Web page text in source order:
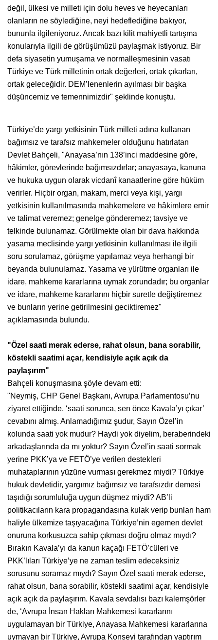
değil, ülkesi ve milleti için dolu heves ve heyecanları
olanların ne söylediğine, neyi hedeflediğine bakıyor,
bununla ilgileniyoruz. Ancak bazı kilit mahiyetli tartışma
konularıyla ilgili de görüşümüzü paylaşmak istiyoruz. Bir
defa siyasetin yumuşama ve normalleşmesinin vasatı
Türkiye ve Türk milletinin ortak değerleri, ortak çıkarları,
ortak geleceğidir. DEM’lenenlerin ayılması bir başka
düşüncemiz ve temennimizdir" şeklinde konuştu.
Türkiye’de yargı yetkisinin Türk milleti adına kullanan
bağımsız ve tarafsız mahkemeler olduğunu hatırlatan
Devlet Bahçeli, "Anayasa’nın 138’inci maddesine göre,
hâkimler, görevlerinde bağımsızdırlar; anayasaya, kanuna
ve hukuka uygun olarak vicdanî kanaatlerine göre hüküm
verirler. Hiçbir organ, makam, merci veya kişi, yargı
yetkisinin kullanılmasında mahkemelere ve hâkimlere emir
ve talimat veremez; genelge gönderemez; tavsiye ve
telkinde bulunamaz. Görülmekte olan bir dava hakkında
yasama meclisinde yargı yetkisinin kullanılması ile ilgili
soru sorulamaz, görüşme yapılamaz veya herhangi bir
beyanda bulunulamaz. Yasama ve yürütme organları ile
idare, mahkeme kararlarına uymak zorundadır; bu organlar
ve idare, mahkeme kararlarını hiçbir suretle değiştiremez
ve bunların yerine getirilmesini geciktiremez"
açıklamasında bulundu.
"Özel saati merak ederse, rahat olsun, bana sorabilir,
köstekli saatimi açar, kendisiyle açık açık da
paylaşırım"
Bahçeli konuşmasına şöyle devam etti:
"Neymiş, CHP Genel Başkanı, Avrupa Parlamentosu’nu
ziyaret ettiğinde, ‘saati sorunca, sen önce Kavala’yı çıkar’
cevabını almış. Anlamadığımız şudur, Sayın Özel’in
kolunda saati yok mudur? Haydi yok diyelim, beraberindeki
arkadaşlarında da mı yoktur? Sayın Özel’in saati sormak
yerine PKK’ya ve FETÖ’ye verilen destekleri
muhataplarının yüzüne vurması gerekmez miydi? Türkiye
hukuk devletidir, yargımız bağımsız ve tarafsızdır demesi
taşıdığı sorumluluğa uygun düşmez miydi? AB’li
politikacıların kara propagandasına kulak verip bunları ham
haliyle ülkemize taşıyacağına Türkiye’nin egemen devlet
onuruna korkusuzca sahip çıkması doğru olmaz mıydı?
Bırakın Kavala’yı da kanun kaçağı FETÖ’cüleri ve
PKK’lıları Türkiye’ye ne zaman teslim edeceksiniz
sorusunu soramaz mıydı? Sayın Özel saati merak ederse,
rahat olsun, bana sorabilir, köstekli saatimi açar, kendisiyle
açık açık da paylaşırım. Kavala sevdalısı bazı kalemşörler
de, ‘Avrupa İnsan Hakları Mahkemesi kararlarını
uygulamayan bir Türkiye, Anayasa Mahkemesi kararlarına
uymayan bir Türkiye, Avrupa Konseyi tarafından yaptırım